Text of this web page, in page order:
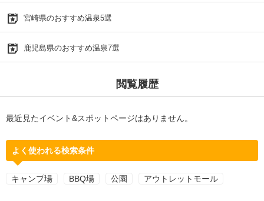
宮崎県のおすすめ温泉5選
鹿児島県のおすすめ温泉7選
閲覧履歴
最近見たイベント&スポットページはありません。
よく使われる検索条件
キャンプ場 BBQ場 公園 アウトレットモール